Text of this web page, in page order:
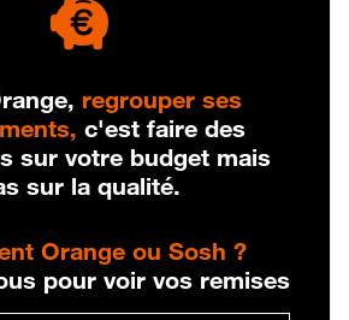
regrouper ses
c'est faire des
sur votre budget mais
sur la qualité.
Orange ou Sosh ?
pour voir vos remises